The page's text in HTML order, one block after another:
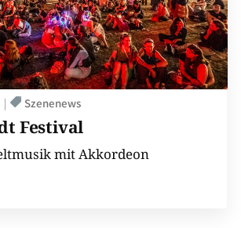
Festival
Szenenews
mit Akkordeon